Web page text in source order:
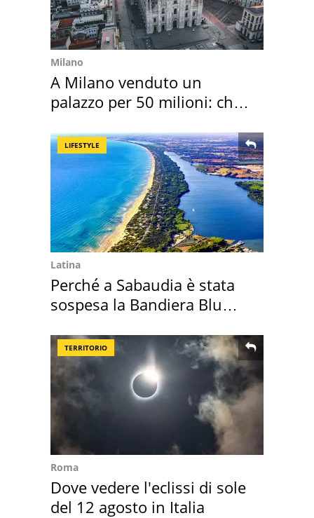
Milano
A Milano venduto un
palazzo per 50 milioni: chi
LIFESTYLE
Latina
Perché a Sabaudia è stata
sospesa la Bandiera Blu
TERRITORIO
Roma
Dove vedere l'eclissi di sole
del 12 agosto in Italia